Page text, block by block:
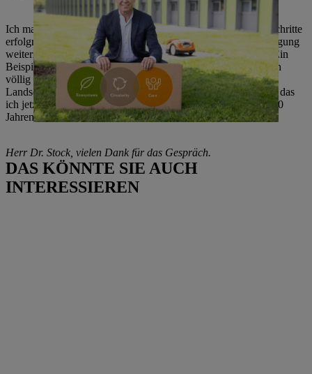
Ich mache gerne Pläne. Und wenn bei der Umsetzung erste Schritte
erfolgreich sind, bringt das Bestätigung, Schwung und Ermutigung
weiterzumachen. Ich erfreue mich auch an kleinen Erfolgen. Ein
Beispiel dafür ist ein Gartengrundstück (ein „Stückle“), das ich
völlig verwildert übernommen habe. Mit einer
Landschaftsarchitektin habe ich ein Gesamtkonzept erarbeitet, das
ich jetzt Schritt für Schritt umsetze. In den nächsten zehn bis 20
Jahren.
Herr Dr. Stock, vielen Dank für das Gespräch.
DAS KÖNNTE SIE AUCH
INTERESSIEREN